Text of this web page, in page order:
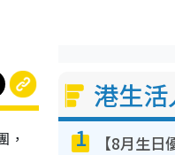
，
港生
1